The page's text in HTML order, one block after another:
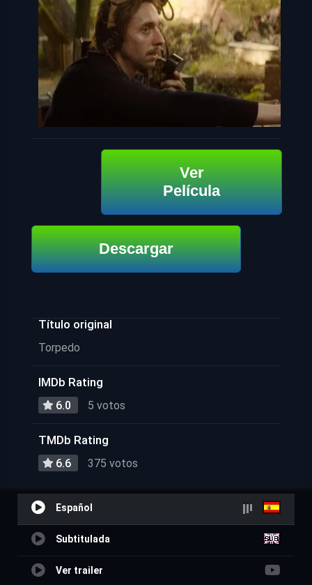
Ver
Película
Descargar
Título original
Torpedo
IMDb Rating
6.0 5 votos
TMDb Rating
6.6 375 votos
Español
Subtitulada
Ver trailer